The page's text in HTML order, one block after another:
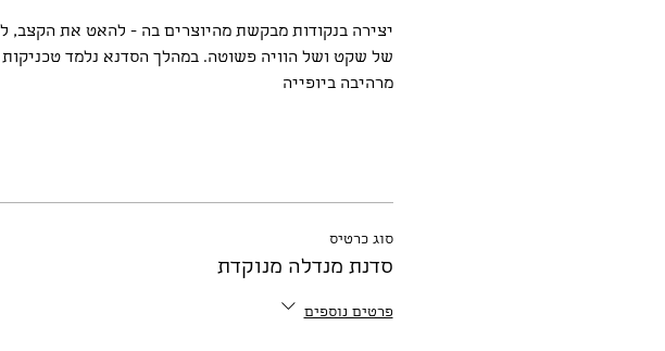
יצירה בנקודות מבקשת מהיוצרים בה - להאט את הקצב,
של שקט ושל הוויה פשוטה. במהלך הסדנא נלמד
מרהיבה ביופייה
סוג כרטיס
סדנת מנדלה מנוקדת
פרטים נוספים